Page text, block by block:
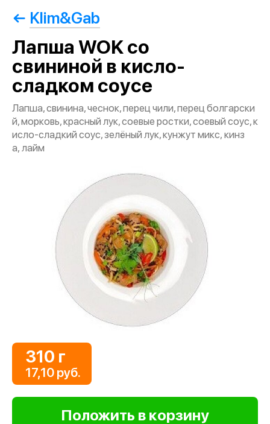
Klim&Gab
Лапша WOK со
свининой в кисло-
сладком соусе
Лапша, свинина, чеснок, перец чили, перец болгарски
й, морковь, красный лук, соевые ростки, соевый соус, к
исло-сладкий соус, зелёный лук, кунжут микс, кинз
а, лайм
310 г
17,10 руб.